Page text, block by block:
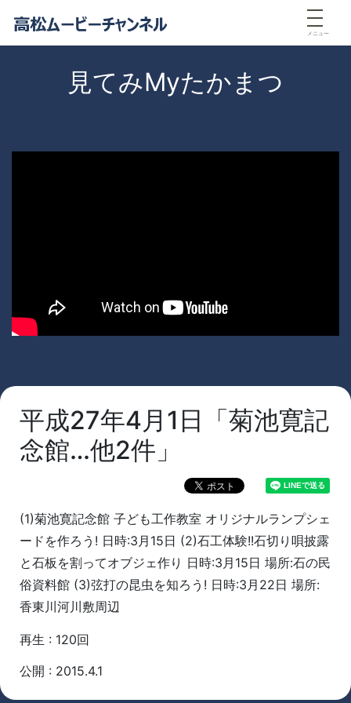
メニュー
見てみMyたかまつ
平成27年4月1日「菊池寛記
念館…他2件」
(1)菊池寛記念館 子ども工作教室 オリジナルランプシェ
ードを作ろう! 日時:3月15日 (2)石工体験!!石切り唄披露
と石板を割ってオブジェ作り 日時:3月15日 場所:石の民
俗資料館 (3)弦打の昆虫を知ろう! 日時:3月22日 場所:
香東川河川敷周辺
再生 : 120回
公開 : 2015.4.1